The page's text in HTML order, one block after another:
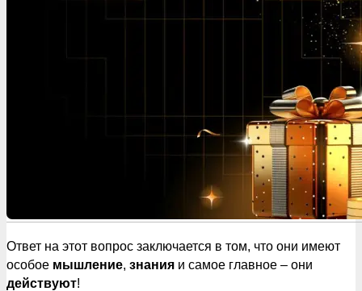
Ответ на этот вопрос заключается в том, что они имеют
особое мышление, знания и самое главное – они
действуют!